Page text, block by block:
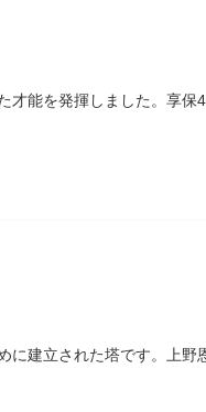
能を発揮しました。享保
建立された塔です。上野